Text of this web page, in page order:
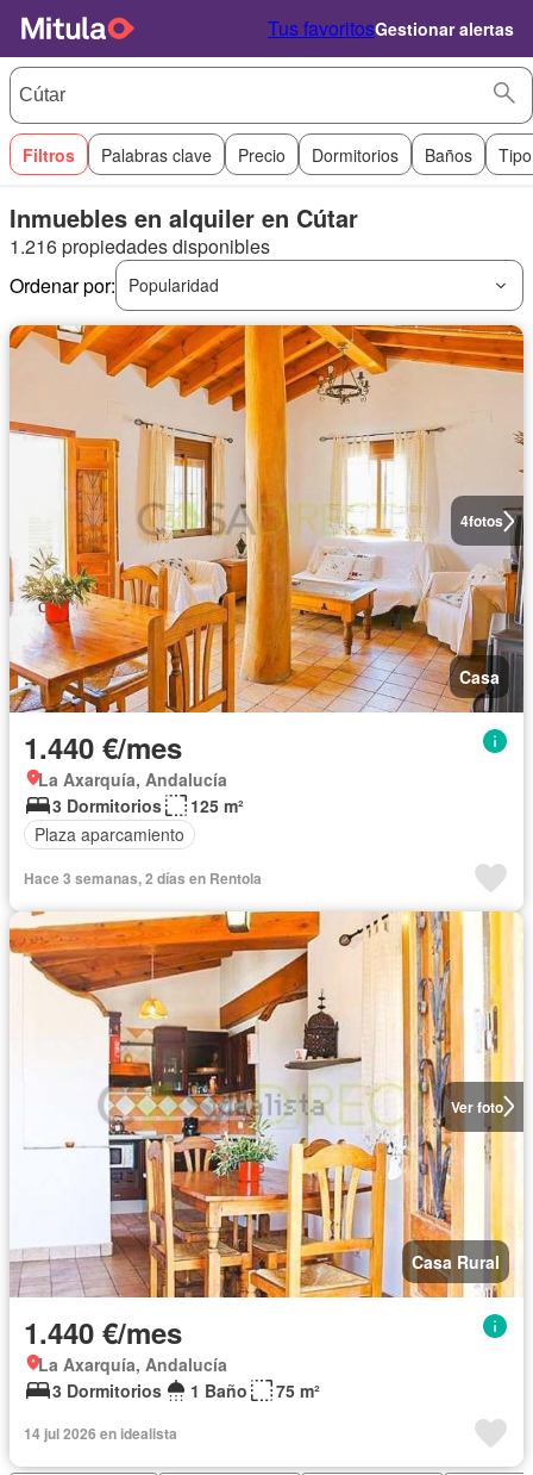
Tus favoritosGestionar alertas
Filtros Palabras clave Precio Dormitorios Baños
Inmuebles en alquiler en Cútar
1.216 propiedades disponibles
Ordenar por:
Popularidad
4fotos
Casa
1.440 €/mes
La Axarquía, Andalucía
3 Dormitorios
125 m²
Plaza aparcamiento
Hace 3 semanas, 2 días en Rentola
Ver foto
Casa Rural
1.440 €/mes
La Axarquía, Andalucía
3 Dormitorios
1 Baño 75 m²
14 jul 2026 en idealista